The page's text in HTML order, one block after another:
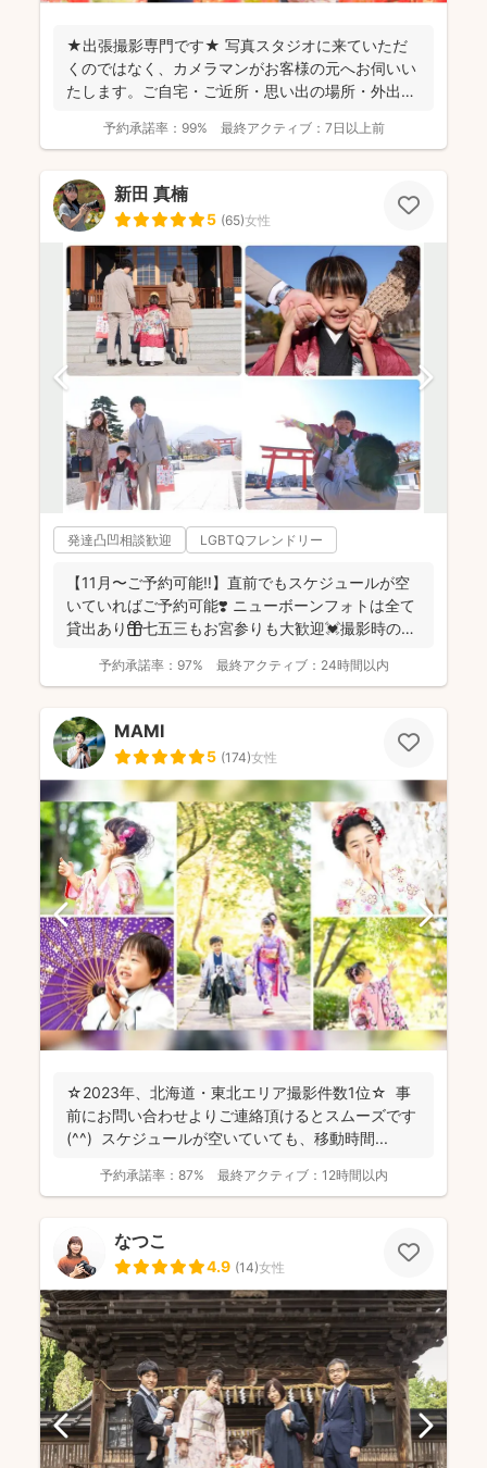
★出張撮影専門です★ 写真スタジオに来ていただ
くのではなく、カメラマンがお客様の元へお伺いい
たします。ご自宅・ご近所・思い出の場所・外出が
予約承諾率： 99% 最終アクティブ： 7日以上前
新田 真楠
5 (65)女性
発達凸凹相談歓迎 LGBTQフレンドリー
【11月〜ご予約可能‼︎】直前でもスケジュールが空
いていればご予約可能❣️ ニューボーンフォトは全て
貸出あり🎁七五三もお宮参りも大歓迎💓撮影時のみ
予約承諾率： 97% 最終アクティブ： 24時間以内
MAMI
5 (174)女性
☆2023年、北海道・東北エリア撮影件数1位☆ 事
前にお問い合わせよりご連絡頂けるとスムーズです
(^^) スケジュールが空いていても、移動時間...
予約承諾率： 87% 最終アクティブ： 12時間以内
なつこ
4.9 (14)女性